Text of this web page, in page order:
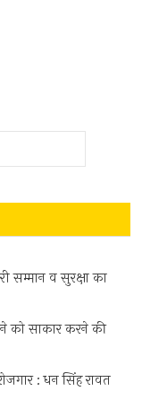
सम्मान व सुरक्षा का
को साकार करने की
: धन सिंह रावत